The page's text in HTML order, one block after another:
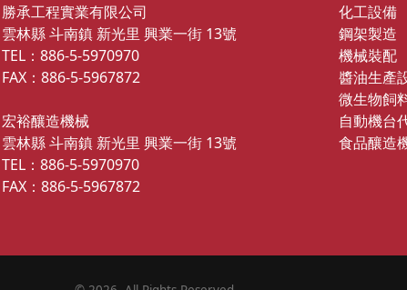
勝承工程實業有限公司
雲林縣 斗南鎮 新光里 興業一街 13號
TEL：886-5-5970970
FAX：886-5-5967872
宏裕釀造機械
雲林縣 斗南鎮 新光里 興業一街 13號
TEL：886-5-5970970
FAX：886-5-5967872
化工設備
鋼架製造
機械裝配
醬油生產
微生物飼
自動機台
食品釀造